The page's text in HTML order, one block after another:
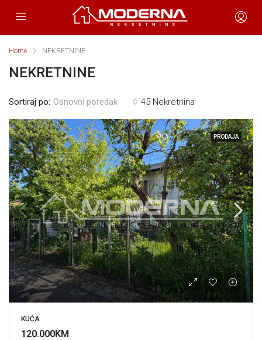
Home NEKRETNINE
NEKRETNINE
45 Nekretnina
Sortiraj po: Osnovni poredak
PRODAJA
KUĆA
120.000KM